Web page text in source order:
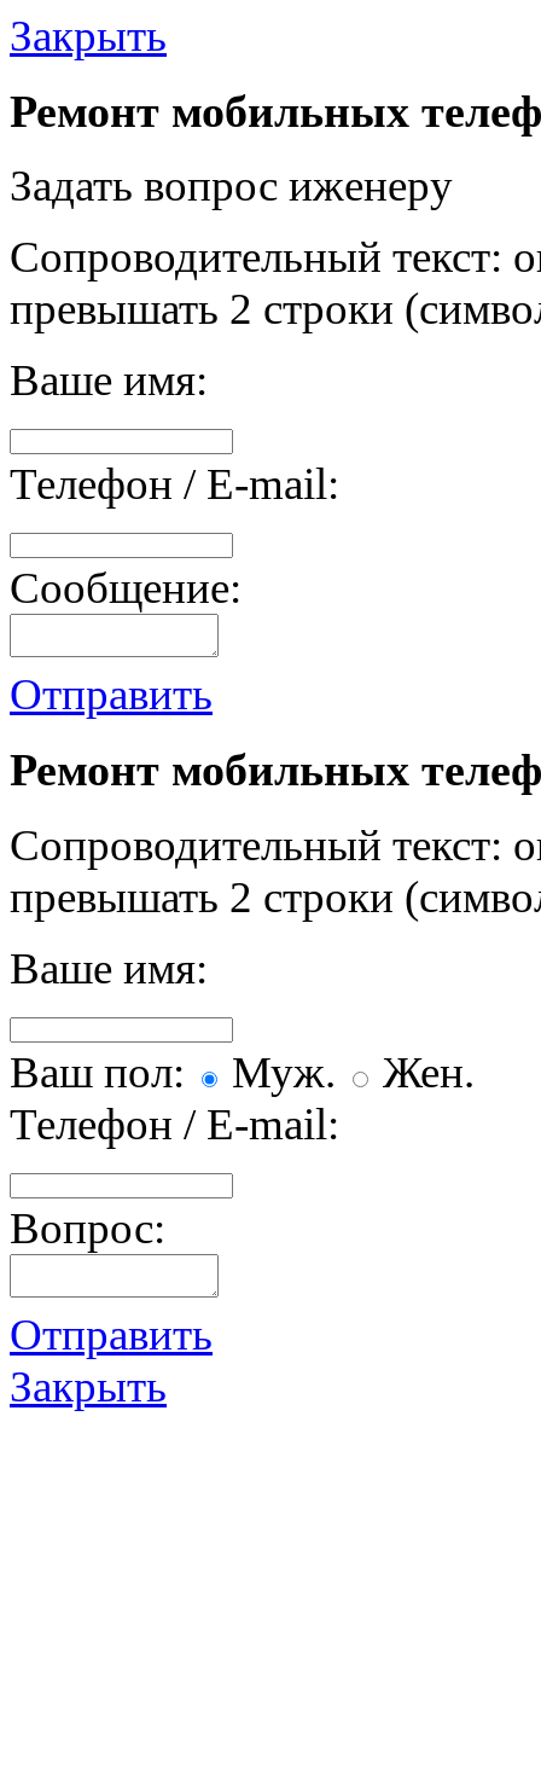
Закрыть
Ремонт мобильных
Задать вопрос иженеру
Сопроводительный текст:
превышать 2 строки
Ваше имя:
Телефон / E-mail:
Сообщение:
Отправить
Ремонт мобильных
Сопроводительный текст:
превышать 2 строки
Ваше имя:
Ваш пол: Муж.
Жен.
Телефон / E-mail:
Вопрос:
Отправить
Закрыть